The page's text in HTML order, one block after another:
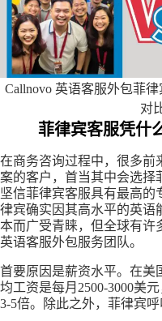
Callnovo 英语客服外包菲
对
菲律宾客服凭什
在商务咨询过程中，很多前
案的客户，首当其中会选择
坚信菲律宾客服具有最高的
律宾确实因其高水平的英语
本而广受青睐，但全球有许
英语客服外包服务团队。
首要原因是薪资水平。在美
均工资是每月2500-3000美
3-5倍。除此之外，菲律宾呼